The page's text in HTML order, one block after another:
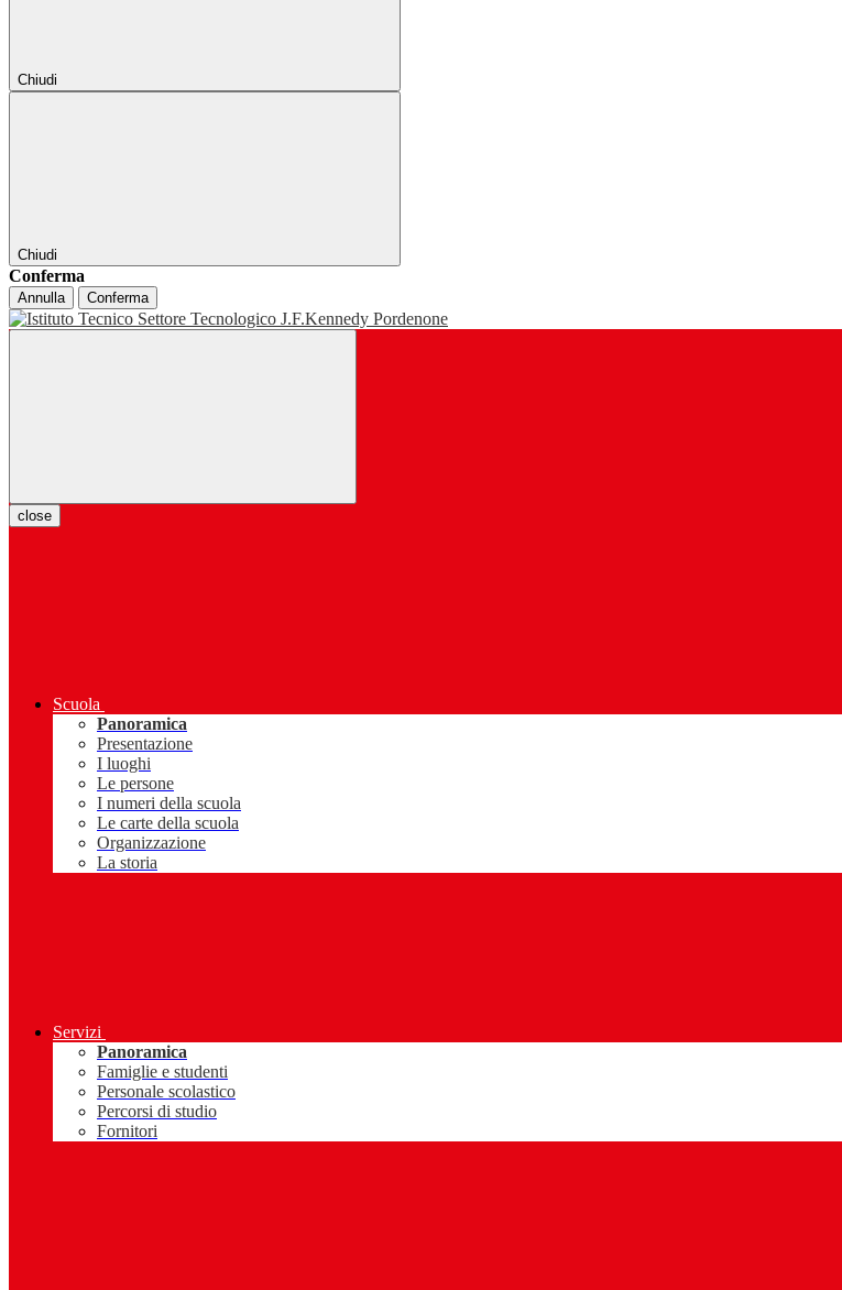
Chiudi
Chiudi
Conferma
Annulla Conferma
close
Scuola
Panoramica
Presentazione
I luoghi
Le persone
I numeri della scuola
Le carte della scuola
Organizzazione
La storia
Servizi
Panoramica
Famiglie e studenti
Personale scolastico
Percorsi di studio
Fornitori